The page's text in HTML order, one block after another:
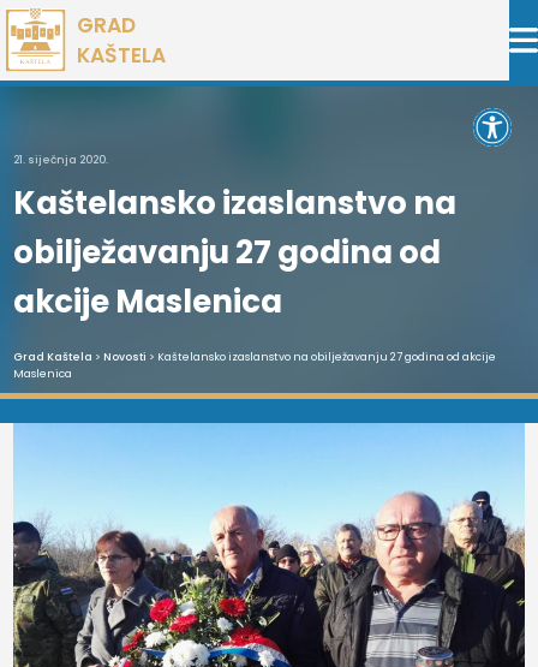
Preskoči
na
sadržaj
GRAD
KAŠTELA
21. siječnja 2020.
Kaštelansko izaslanstvo na
obilježavanju 27 godina od
akcije Maslenica
Grad Kaštela > Novosti > Kaštelansko izaslanstvo na obilježavanju 27 godina od akcije
Maslenica